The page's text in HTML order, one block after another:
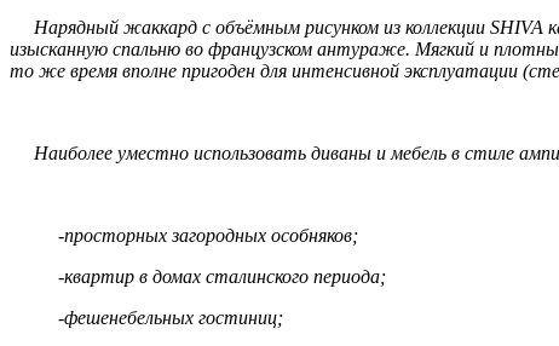
Нарядный жаккард с объёмным рисунком из коллекции SHIVA
изысканную спальню во французском антураже. Мягкий и
то же время вполне пригоден для интенсивной эксплуатации
Наиболее уместно использовать диваны и мебель в стиле
-просторных загородных особняков;
-квартир в домах сталинского периода;
-фешенебельных гостиниц;